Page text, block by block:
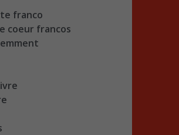
franco
coeur francos